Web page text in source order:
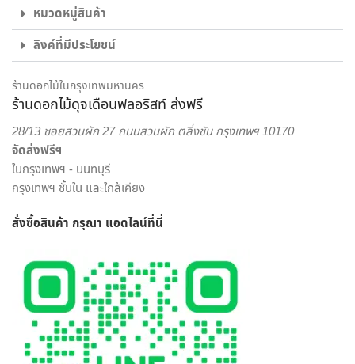
ไม่ใช่แค่เพียงความความพิถีพิถันในงานรับจัดดอกไม้ เพื่อให้ทุกผล
งานออกมาสวยงามเท่านั้น แต่เรายังใส่ใจในด้านบริการส่งดอกไม้
และส่งของขวัญอีกด้วย พนักงานส่งสินค้าของจากร้านของเรา
เป็นผู้ที่มีความเชี่ยวชาญด้านดอกไม้เป็นพิเศษ สามารถดูแลรักษา
สินค้าให้ถึงมือผู้รับได้อย่างสมบูรณ์ที่สุด เพราะเรา คือ ร้านดอกไม้
ออนไลน์ ที่เน้นให้บริการเพื่อตอบโจทย์ไลฟ์สไตล์ของคนยุคใหม่
สะดวกสบาย ครบครัน ครอบคลุมในแห่งเดียว
เราพร้อมรังสรรค์สินค้าตามความต้องการของคุณ โดยลูกค้า
สามารถเลือกสั่งดอกไม้และรูปแบบการจัดดอกไม้ได้อย่างเต็มที่
ทีมงานจาก ร้านดอกไม้ออนไลน์ ดุจเดือน ฟลอริสท์ ยินดีให้คำ
ปรึกษาแนะนำเรื่องการส่งของขวัญ ประเภทดอกไม้ เพื่อสร้างความ
ประทับใจให้กับผู้รับมากที่สุด ไม่ว่าจะเป็นโอกาสพิเศษ งานเทศกาล
ประสบการณ์ ต้องเลือกสั่งดอกไม้ออนไลน์ กับ “ดุจเดือน
ฟลอริสท์” เท่านั้น เราไม่ทำให้คุณผิดหวังแน่นอน
หมวดหมู่สินค้า
ลิงค์ที่มีประโยชน์
ร้านดอกไม้ในกรุงเทพมหานคร
ร้านดอกไม้ดุจเดือนฟลอริสท์ ส่งฟรี
28/13 ซอยสวนผัก 27 ถนนสวนผัก ตลิ่งชัน กรุงเทพฯ 10170
จัดส่งฟรีฯ
ในกรุงเทพฯ - นนทบุรี
กรุงเทพฯ ชั้นใน และใกล้เคียง
สั่งซื้อสินค้า กรุณา แอดไลน์ที่นี่